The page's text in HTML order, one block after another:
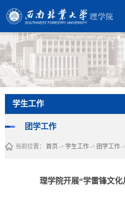
学生工作
团学工作
当前位置： 首页-> 学生工作-> 团学工作-
理学院开展“学雷锋文